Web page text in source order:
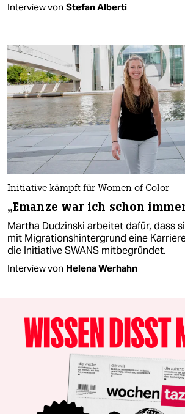
Interview von Stefan Alberti
Initiative kämpft für Women of Color
„Emanze war ich schon
Martha Dudzinski arbeitet dafür, dass
mit Migrationshintergrund eine
die Initiative SWANS mitbegründet.
Interview von Helena Werhahn